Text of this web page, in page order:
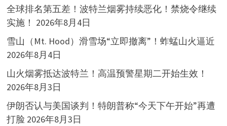
全球排名第五差！波特兰烟雾持续恶化！禁烧令继续
实施！ 2026年8月4日
雪山（Mt. Hood）滑雪场“立即撤离”！蚱蜢山火逼近
2026年8月4日
山火烟雾抵达波特兰！高温预警星期二开始生效！
2026年8月3日
伊朗否认与美国谈判！特朗普称“今天下午开始”再遭
打脸 2026年8月3日